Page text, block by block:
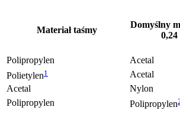
Materiał taśmy
Domyślny
0,24
Polipropylen
Acetal
Polietylen1 Acetal
Acetal
Nylon
Polipropylen
Polipropylen